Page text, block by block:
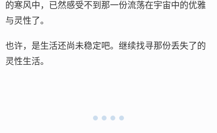
的寒风中，已然感受不到那一份流荡在宇宙中的优雅
与灵性了。
也许，是生活还尚未稳定吧。继续找寻那份丢失了的
灵性生活。